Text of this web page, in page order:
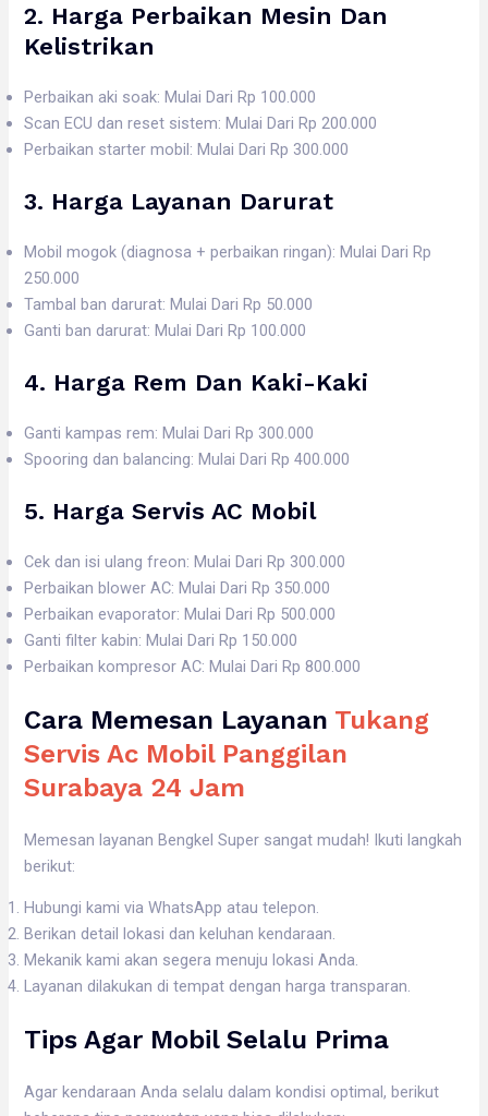
2. Harga Perbaikan Mesin Dan
Kelistrikan
Perbaikan aki soak: Mulai Dari Rp 100.000
Scan ECU dan reset sistem: Mulai Dari Rp 200.000
Perbaikan starter mobil: Mulai Dari Rp 300.000
3. Harga Layanan Darurat
Mobil mogok (diagnosa + perbaikan ringan): Mulai Dari Rp
250.000
Tambal ban darurat: Mulai Dari Rp 50.000
Ganti ban darurat: Mulai Dari Rp 100.000
4. Harga Rem Dan Kaki-Kaki
Ganti kampas rem: Mulai Dari Rp 300.000
Spooring dan balancing: Mulai Dari Rp 400.000
5. HargaServis AC Mobil
Cek dan isi ulang freon: Mulai Dari Rp 300.000
Perbaikan blower AC: Mulai Dari Rp 350.000
Perbaikan evaporator: Mulai Dari Rp 500.000
Ganti filter kabin: Mulai Dari Rp 150.000
Perbaikan kompresor AC: Mulai Dari Rp 800.000
Cara Memesan Layanan Tukang
Servis Ac Mobil Panggilan
Surabaya 24 Jam
Memesan layanan Bengkel Super sangat mudah! Ikuti langkah
berikut:
Hubungi kami via WhatsApp atau telepon.
Berikan detail lokasi dan keluhan kendaraan.
Mekanik kami akan segera menuju lokasi Anda.
Layanan dilakukan di tempat dengan harga transparan.
Tips Agar Mobil Selalu Prima
Agar kendaraan Anda selalu dalam kondisi optimal, berikut